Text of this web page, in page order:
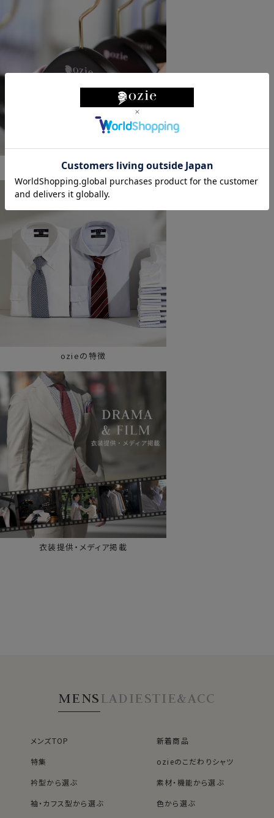
ショールームのご紹介
ozieの特徴
衣装提供・メディア掲載
MENSLADIESTIE&ACC
メンズTOP
新着商品
特集
ozieのこだわりシャツ
衿型から選ぶ
素材・機能から選ぶ
袖・カフス型から選ぶ
色から選ぶ